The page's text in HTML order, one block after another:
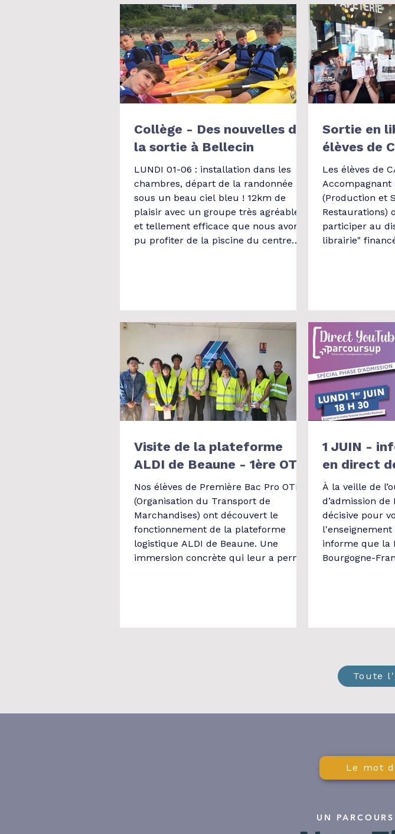
choix. Rapidement suivi par des
moments de calcul mental et de
tractations pour savo
on écoute de la
des films, des
appren
Collège - Des nouvelles de
la sortie à Bellecin
LUNDI 01-06 : installation dans les
chambres, départ de la randonnée
sous un beau ciel bleu ! 12km de
plaisir avec un groupe très agréable
et tellement efficace que nous avons
pu profiter de la piscine du centre
gênés par la météo, sauf à partir de
16h où un orage a fait stopper les
activités extérieures. Depuis, il fait
Sortie en
élèves de
Les élèves de
Accompagnant
(Production et
Restaurations)
participer au
librairie"
lycéens à la
passer la porte
indépendante.
travaillé toute
Visite de la plateforme
ALDI de Beaune - 1ère OTM
Nos élèves de Première Bac Pro OTM
(Organisation du Transport de
Marchandises) ont découvert le
fonctionnement de la plateforme
logistique ALDI de Beaune. Une
immersion concrète qui leur a permis
exploitation, pour son accueil, sa
1 JUIN -
en direct
À la veille de
d’admission
décisive pour
informe que la
Bourgogne-
direct à vos
Toute
Le mot
UN